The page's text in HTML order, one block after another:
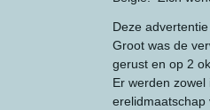
Deze
Groot was de
gerust en op 2
Er werden
erelidmaatschap